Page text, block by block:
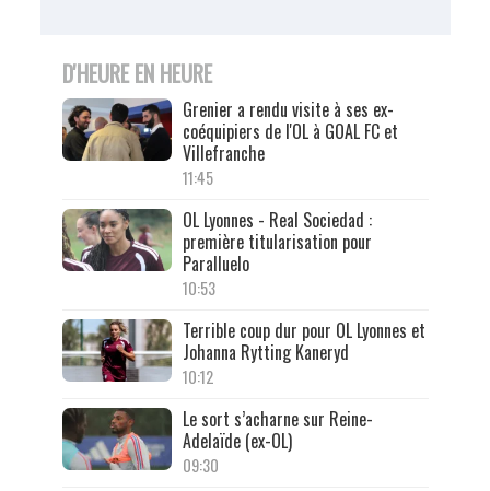
D'HEURE EN HEURE
Grenier a rendu visite à ses ex-
coéquipiers de l'OL à GOAL FC et
Villefranche
11:45
OL Lyonnes - Real Sociedad :
première titularisation pour
Paralluelo
10:53
Terrible coup dur pour OL Lyonnes et
Johanna Rytting Kaneryd
10:12
Le sort s’acharne sur Reine-
Adelaïde (ex-OL)
09:30